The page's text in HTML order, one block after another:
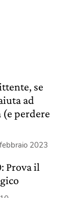
se
ad
perdere
2023
Prova il